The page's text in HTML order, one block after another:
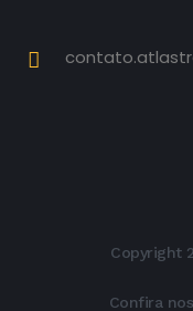
Copyright
Confira